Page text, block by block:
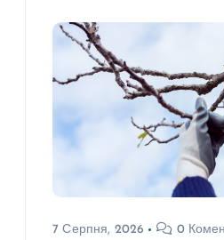
7 Серпня, 2026 0